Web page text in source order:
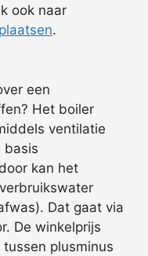
ook naar
.
een
Het boiler
ventilatie
basis
kan het
Dat gaat via
De winkelprijs
plusminus